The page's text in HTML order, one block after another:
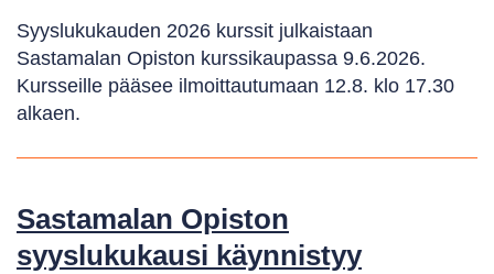
Syyslukukauden 2026 kurssit julkaistaan
Sastamalan Opiston kurssikaupassa 9.6.2026.
Kursseille pääsee ilmoittautumaan 12.8. klo 17.30
alkaen.
Sastamalan Opiston
syyslukukausi käynnistyy